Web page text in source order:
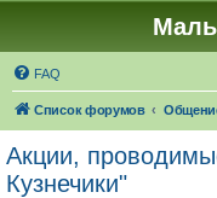
FAQ
Список форумов
Акции,
Кузнечики"